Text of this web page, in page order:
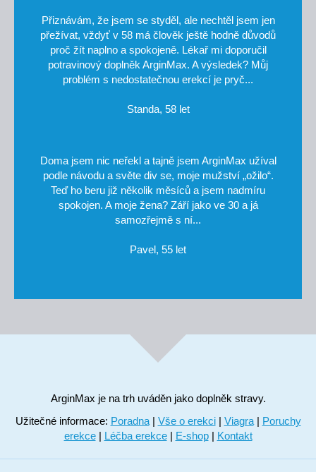
Přiznávám, že jsem se styděl, ale nechtěl jsem jen
přežívat, vždyť v 58 má člověk ještě hodně důvodů
proč žít naplno a spokojeně. Lékař mi doporučil
potravinový doplněk ArginMax. A výsledek? Můj
problém s nedostatečnou erekcí je pryč...
Standa, 58 let
Doma jsem nic neřekl a tajně jsem ArginMax užíval
podle návodu a světe div se, moje mužství „ožilo“.
Teď ho beru již několik měsíců a jsem nadmíru
spokojen. A moje žena? Září jako ve 30 a já
samozřejmě s ní...
Pavel, 55 let
ArginMax je na trh uváděn jako doplněk stravy.
Užitečné informace: Poradna| Vše o erekci| Viagra| Poruchy
erekce| Léčba erekce| E-shop| Kontakt